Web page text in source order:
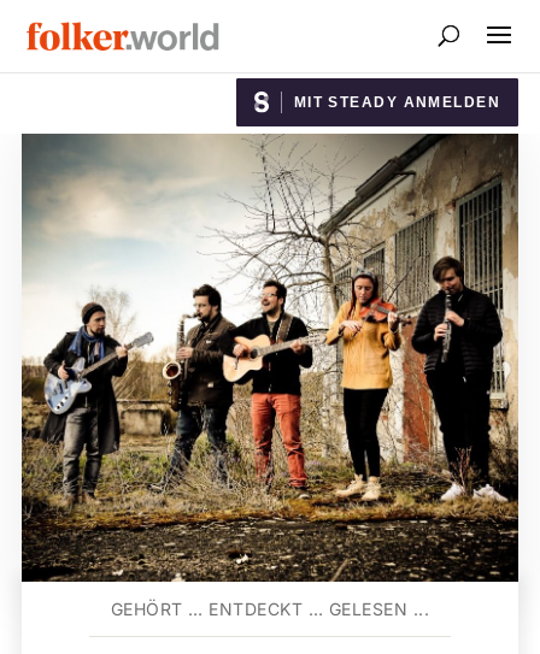
MIT STEADY ANMELDEN
GEHÖRT … ENTDECKT … GELESEN ...